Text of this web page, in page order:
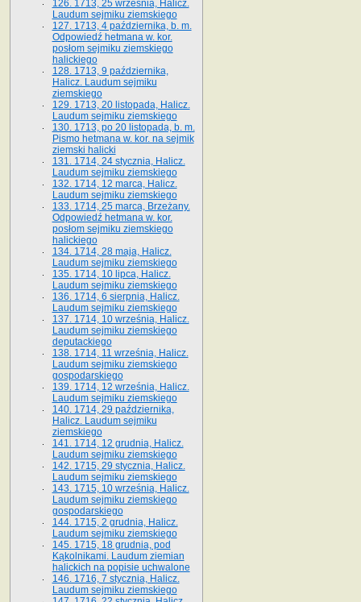
126. 1713, 25 września, Halicz.
Laudum sejmiku ziemskiego
127. 1713, 4 października, b. m.
Odpowiedź hetmana w. kor.
posłom sejmiku ziemskiego
halickiego
128. 1713, 9 października,
Halicz. Laudum sejmiku
ziemskiego
129. 1713, 20 listopada, Halicz.
Laudum sejmiku ziemskiego
130. 1713, po 20 listopada, b. m.
Pismo hetmana w. kor. na sejmik
ziemski halicki
131. 1714, 24 stycznia, Halicz.
Laudum sejmiku ziemskiego
132. 1714, 12 marca, Halicz.
Laudum sejmiku ziemskiego
133. 1714, 25 marca, Brzeżany.
Odpowiedź hetmana w. kor.
posłom sejmiku ziemskiego
halickiego
134. 1714, 28 maja, Halicz.
Laudum sejmiku ziemskiego
135. 1714, 10 lipca, Halicz.
Laudum sejmiku ziemskiego
136. 1714, 6 sierpnia, Halicz.
Laudum sejmiku ziemskiego
137. 1714, 10 września, Halicz.
Laudum sejmiku ziemskiego
deputackiego
138. 1714, 11 września, Halicz.
Laudum sejmiku ziemskiego
gospodarskiego
139. 1714, 12 września, Halicz.
Laudum sejmiku ziemskiego
140. 1714, 29 października,
Halicz. Laudum sejmiku
ziemskiego
141. 1714, 12 grudnia, Halicz.
Laudum sejmiku ziemskiego
142. 1715, 29 stycznia, Halicz.
Laudum sejmiku ziemskiego
143. 1715, 10 września, Halicz.
Laudum sejmiku ziemskiego
gospodarskiego
144. 1715, 2 grudnia, Halicz.
Laudum sejmiku ziemskiego
145. 1715, 18 grudnia, pod
Kąkolnikami. Laudum ziemian
halickich na popisie uchwalone
146. 1716, 7 stycznia, Halicz.
Laudum sejmiku ziemskiego